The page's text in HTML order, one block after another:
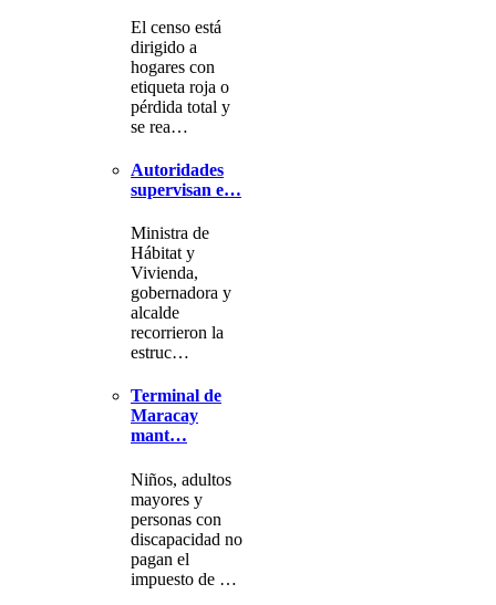
El censo está
dirigido a
hogares con
etiqueta roja o
pérdida total y
se rea…
Autoridades
supervisan e…
Ministra de
Hábitat y
Vivienda,
gobernadora y
alcalde
recorrieron la
estruc…
Terminal de
Maracay
mant…
Niños, adultos
mayores y
personas con
discapacidad no
pagan el
impuesto de …